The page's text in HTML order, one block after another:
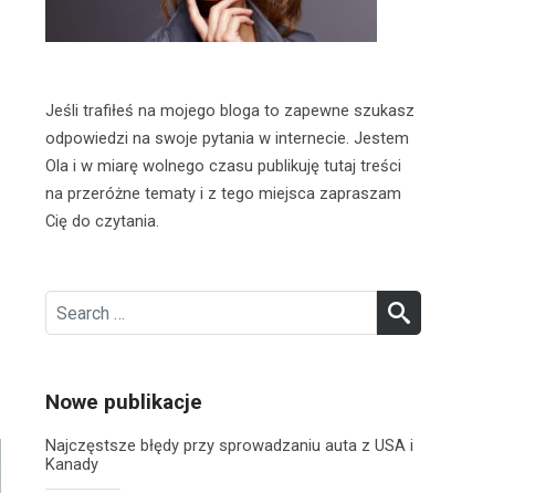
Jeśli trafiłeś na mojego bloga to zapewne szukasz
odpowiedzi na swoje pytania w internecie. Jestem
Ola i w miarę wolnego czasu publikuję tutaj treści
na przeróżne tematy i z tego miejsca zapraszam
Cię do czytania.
Search
for:
Nowe publikacje
Najczęstsze błędy przy sprowadzaniu auta z USA i
Kanady